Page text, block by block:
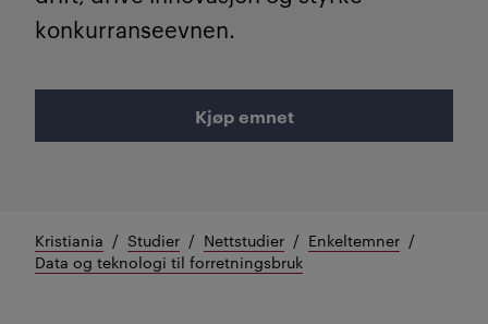
konkurranseevnen.
Kjøp emnet
Kristiania Studier Nettstudier
Enkeltemner
Data og teknologi til forretningsbruk